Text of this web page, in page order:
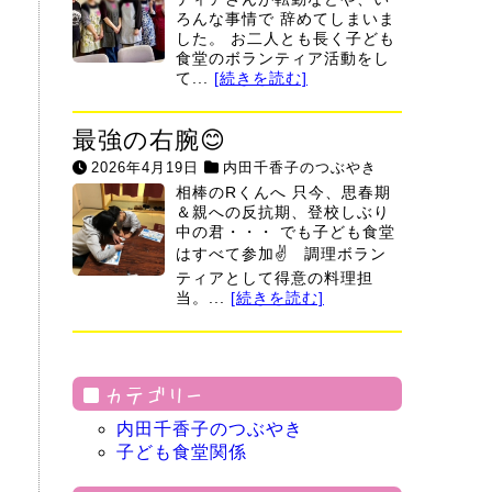
ろんな事情で 辞めてしまいま
した。 お二人とも長く子ども
食堂のボランティア活動をし
て... [続きを読む]
最強の右腕😊
2026年4月19日 内田千香子のつぶやき
相棒のRくんへ 只今、思春期
＆親への反抗期、登校しぶり
中の君・・・ でも子ども食堂
はすべて参加✌ 調理ボラン
ティアとして得意の料理担
当。... [続きを読む]
カテゴリー
内田千香子のつぶやき
子ども食堂関係